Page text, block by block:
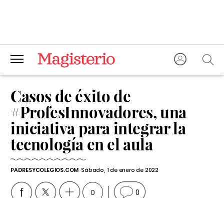
Casos de éxito de
#ProfesInnovadores, una
iniciativa para integrar la
tecnología en el aula
PADRESYCOLEGIOS.COM Sábado, 1 de enero de 2022
0 0